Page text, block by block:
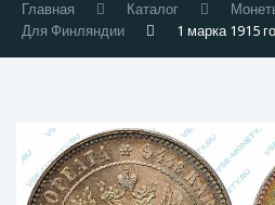
Главная Каталог
Для Финляндии
1 марка 1915